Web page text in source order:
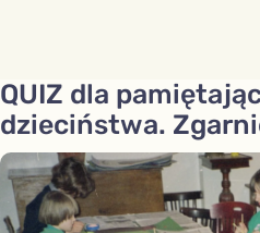
QUIZ dla
dzieciństwa.